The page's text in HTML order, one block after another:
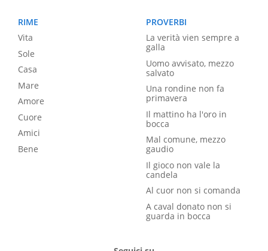
RIME
Vita
Sole
Casa
Mare
Amore
Cuore
Amici
Bene
PROVERBI
La verità vien sempre a
galla
Uomo avvisato, mezzo
salvato
Una rondine non fa
primavera
Il mattino ha l'oro in
bocca
Mal comune, mezzo
gaudio
Il gioco non vale la
candela
Al cuor non si comanda
A caval donato non si
guarda in bocca